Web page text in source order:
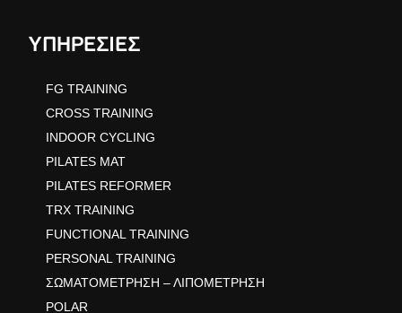
ΥΠΗΡΕΣΙΕΣ
FG TRAINING
CROSS TRAINING
INDOOR CYCLING
PILATES MAT
PILATES REFORMER
TRX TRAINING
FUNCTIONAL TRAINING
PERSONAL TRAINING
ΣΩΜΑΤΟΜΕΤΡΗΣΗ – ΛΙΠΟΜΕΤΡΗΣΗ
POLAR